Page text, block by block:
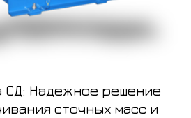
СД: Надежное решение
сточных масс и